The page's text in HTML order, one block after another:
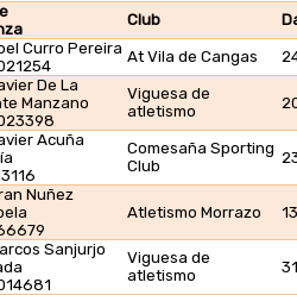
Club
Curro Pereira At Vila de Cangas
De La
Manzano
Viguesa de
atletismo
Acuña
Comesaña Sporting
Club
Nuñez
Atletismo Morrazo
Sanjurjo
Viguesa de
atletismo